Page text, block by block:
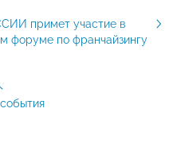
примет участие в
форуме по франчайзингу